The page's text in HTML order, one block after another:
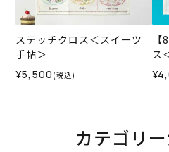
ステッチクロス＜スイーツ
手帖＞
¥5,500 (税込)
ス
＞
カテゴリ